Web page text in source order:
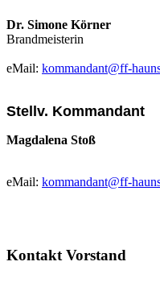
Dr. Simone Körner
Brandmeisterin
eMail: kommandant@ff-
Stellv. Kommandant
Magdalena Stoß
eMail: kommandant@ff-
Kontakt Vorstand